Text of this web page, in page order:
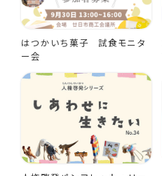
はつかいち菓子 試食モニタ
ー会